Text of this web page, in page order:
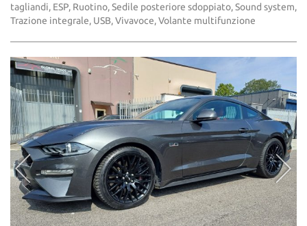
tagliandi, ESP, Ruotino, Sedile posteriore sdoppiato, Sound system,
Trazione integrale, USB, Vivavoce, Volante multifunzione